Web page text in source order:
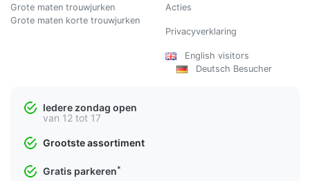
Grote maten trouwjurken
Grote maten korte trouwjurken
Acties
Privacyverklaring
English visitors
Deutsch Besucher
Iedere zondag open
van 12 tot 17
Grootste assortiment
Gratis parkeren*